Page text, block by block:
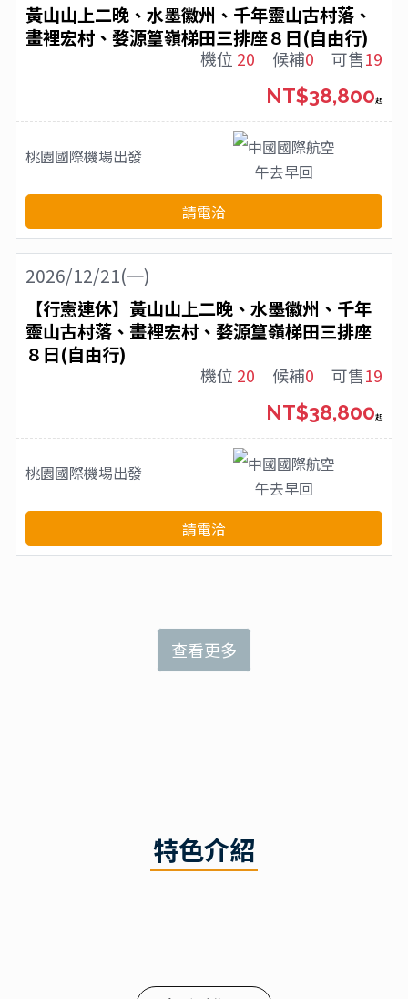
黃山山上二晚、水墨徽州、千年靈山古村落、
畫裡宏村、婺源篁嶺梯田三排座８日(自由行)
機位 20 候補0 可售19
桃園國際機場出發
中國國際航空
午去早回
NT$38,800起
請電洽
2026/12/21(一)
【行憲連休】黃山山上二晚、水墨徽州、千年
靈山古村落、畫裡宏村、婺源篁嶺梯田三排座
８日(自由行)
機位 20 候補0 可售19
桃園國際機場出發
中國國際航空
午去早回
NT$38,800起
請電洽
查看更多
特色介紹